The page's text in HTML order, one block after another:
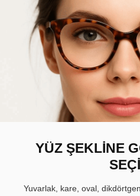
YÜZ ŞEKLİNE
Yuvarlak, kare, oval,